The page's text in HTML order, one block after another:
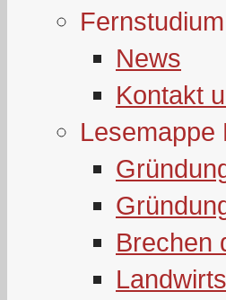
News
Kontakt
Lesemappe
Brechen